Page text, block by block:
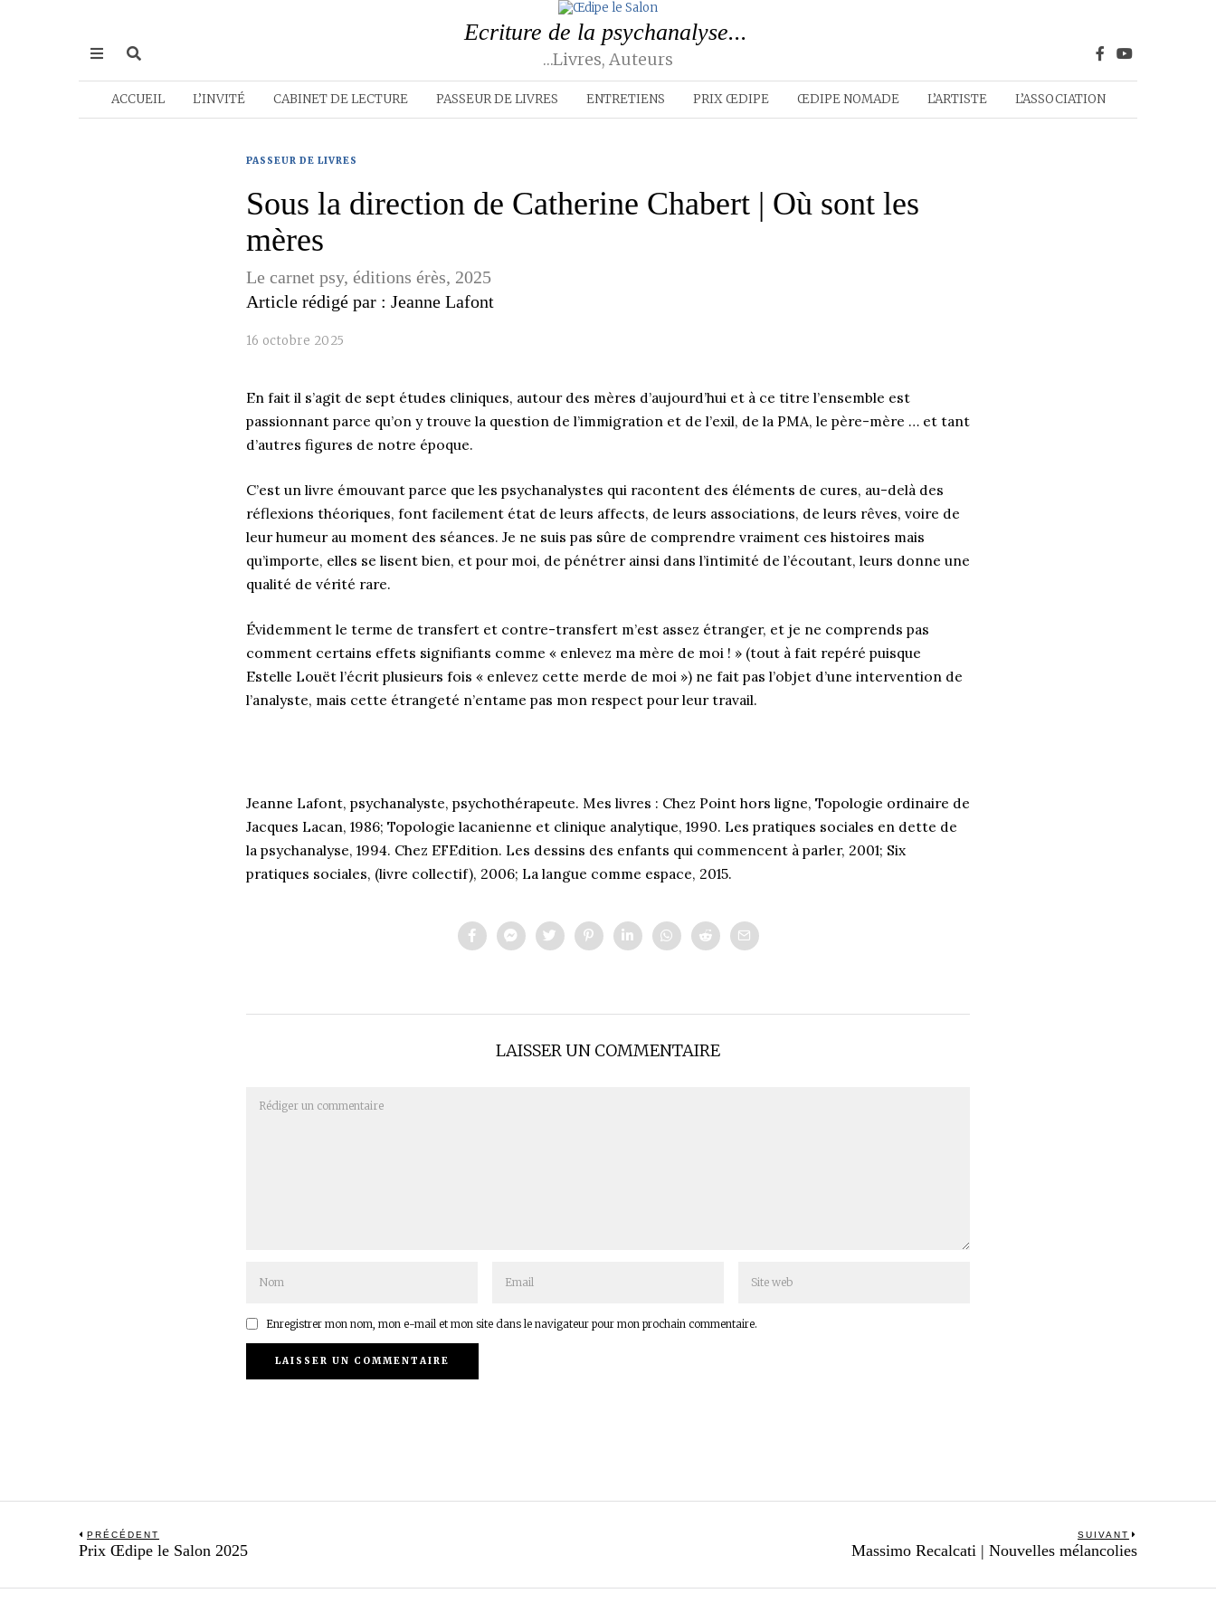
Ecriture de la psychanalyse...
…livres, Auteurs
ACCUEIL L’INVITÉ CABINET DE LECTURE PASSEUR DE LIVRES ENTRETIENS PRIX ŒDIPE ŒDIPE NOMADE L’ARTISTE L’ASSOCIATION
PASSEUR DE LIVRES
Sous la direction de Catherine Chabert | Où sont les
mères
Le carnet psy, éditions érès, 2025
Article rédigé par : Jeanne Lafont
16 octobre 2025
En fait il s’agit de sept études cliniques, autour des mères d’aujourd’hui et à ce titre l’ensemble est
passionnant parce qu’on y trouve la question de l’immigration et de l’exil, de la PMA, le père-mère … et tant
d’autres figures de notre époque.
C’est un livre émouvant parce que les psychanalystes qui racontent des éléments de cures, au-delà des
réflexions théoriques, font facilement état de leurs affects, de leurs associations, de leurs rêves, voire de
leur humeur au moment des séances. Je ne suis pas sûre de comprendre vraiment ces histoires mais
qu’importe, elles se lisent bien, et pour moi, de pénétrer ainsi dans l’intimité de l’écoutant, leurs donne une
qualité de vérité rare.
Évidemment le terme de transfert et contre-transfert m’est assez étranger, et je ne comprends pas
comment certains effets signifiants comme « enlevez ma mère de moi ! » (tout à fait repéré puisque
Estelle Louët l’écrit plusieurs fois « enlevez cette merde de moi ») ne fait pas l’objet d’une intervention de
l’analyste, mais cette étrangeté n’entame pas mon respect pour leur travail.
Jeanne Lafont, psychanalyste, psychothérapeute. Mes livres : Chez Point hors ligne, Topologie ordinaire de
Jacques Lacan, 1986; Topologie lacanienne et clinique analytique, 1990. Les pratiques sociales en dette de
la psychanalyse, 1994. Chez EFEdition. Les dessins des enfants qui commencent à parler, 2001; Six
pratiques sociales, (livre collectif), 2006; La langue comme espace, 2015.
LAISSER UN COMMENTAIRE
Enregistrer mon nom, mon e-mail et mon site dans le navigateur pour mon prochain commentaire.
Navigation
de
l’article
PRÉCÉDENT
Previous
Prix Œdipe le Salon 2025
SUIVANT
Massimo Recalcati | Nouvelles mélancolies